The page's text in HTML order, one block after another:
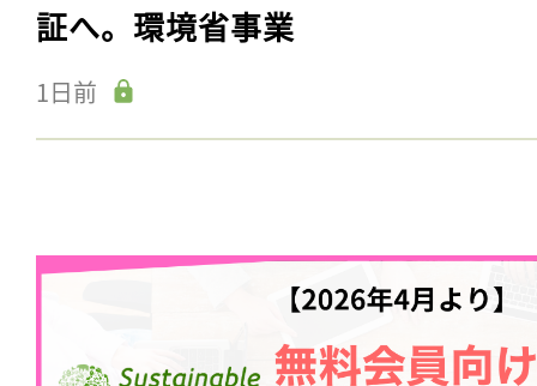
証へ。環境省事業
1日前